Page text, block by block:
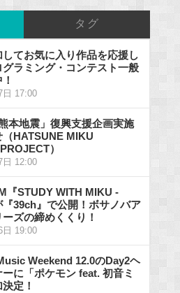
タグ
てお気に入り作品を応援し
グラミング・コンテスト一般
日 17:00
本地震」復興支援企画実施
HATSUNE MIKU
）
日 12:00
『STUDY WITH MIKU -
39ch』で公開！ボサノバア
ズの締めくくり！
日 19:00
Weekend 12.0のDay2ヘ
ーに「ポケモン feat. 初音ミ
定！